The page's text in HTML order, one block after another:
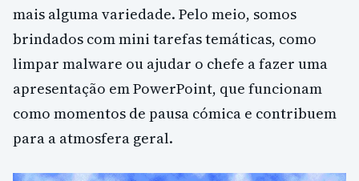
mais alguma variedade. Pelo meio, somos
brindados com mini tarefas temáticas, como
limpar malware ou ajudar o chefe a fazer uma
apresentação em PowerPoint, que funcionam
como momentos de pausa cómica e contribuem
para a atmosfera geral.